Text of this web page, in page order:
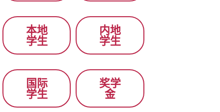
本地
学生
国际
学生
内地
学生
奖学
金